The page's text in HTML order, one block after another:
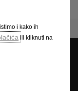
i kako ih
ili kliknuti na